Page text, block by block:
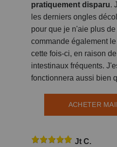
pratiquement disparu.
les derniers ongles
pour que je n'aie plus
commande également
cette fois-ci, en raison
intestinaux fréquents.
fonctionnera aussi bien
ACHETER
Jt C.